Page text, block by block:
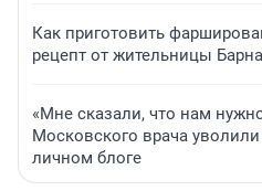
Как приготовить
рецепт от жительницы
«Мне сказали, что нам
Московского врача
личном блоге